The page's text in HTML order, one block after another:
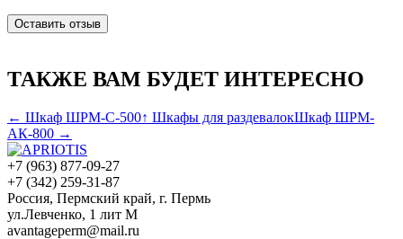
Оставить отзыв
ТАКЖЕ ВАМ БУДЕТ ИНТЕРЕСНО
← Шкаф ШРМ-С-500↑ Шкафы для раздевалокШкаф ШРМ-
АК-800 →
+7 (963) 877-09-27
+7 (342) 259-31-87
Россия, Пермский край, г. Пермь
ул.Левченко, 1 лит М
avantageperm@mail.ru